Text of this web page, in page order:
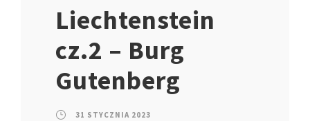
Liechtenstein
cz.2 – Burg
Gutenberg
31 STYCZNIA 2023